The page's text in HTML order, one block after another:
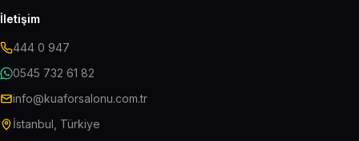
İletişim
444 0 947
0545 732 61 82
info@kuaforsalonu.com.tr
İstanbul, Türkiye